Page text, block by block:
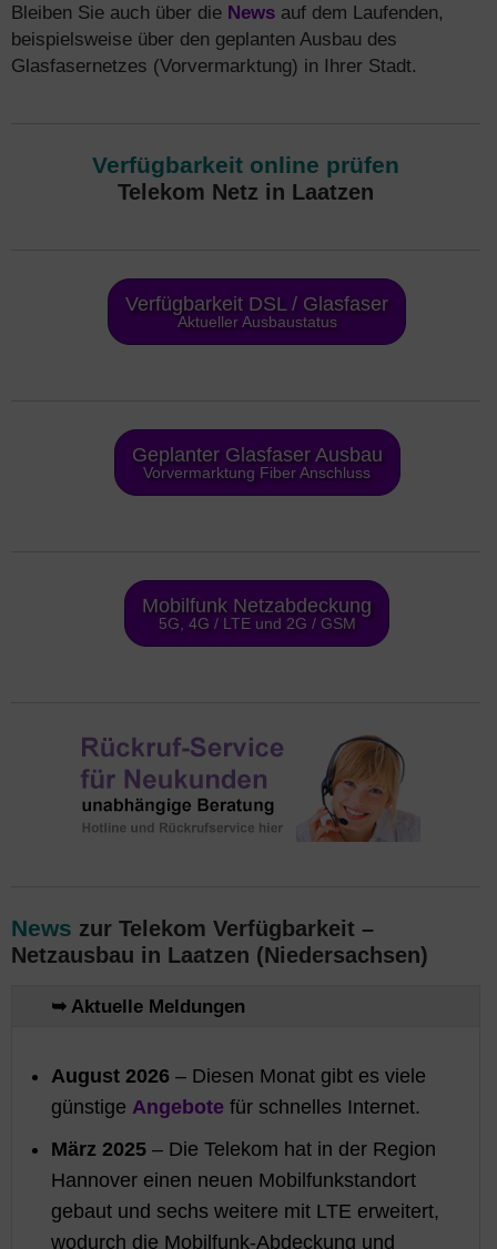
Bleiben Sie auch über die News auf dem Laufenden,
beispielsweise über den geplanten Ausbau des
Glasfasernetzes (Vorvermarktung) in Ihrer Stadt.
Verfügbarkeit online prüfen
Telekom Netz in Laatzen
Verfügbarkeit DSL / Glasfaser
Aktueller Ausbaustatus
Geplanter Glasfaser Ausbau
Vorvermarktung Fiber Anschluss
Mobilfunk Netzabdeckung
5G, 4G / LTE und 2G / GSM
News zur Telekom Verfügbarkeit –
Netzausbau in Laatzen (Niedersachsen)
➥ Aktuelle Meldungen
August 2026 – Diesen Monat gibt es viele
günstige Angebote für schnelles Internet.
März 2025 – Die Telekom hat in der Region
Hannover einen neuen Mobilfunkstandort
gebaut und sechs weitere mit LTE erweitert,
wodurch die Mobilfunk-Abdeckung und